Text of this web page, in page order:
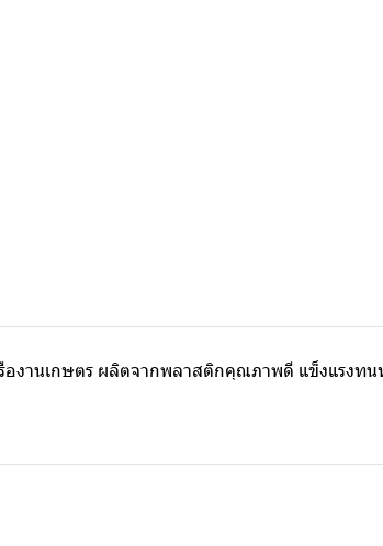
านเกษตร ผลิตจากพลาสติกคุณภาพดี แข็งแรงทน